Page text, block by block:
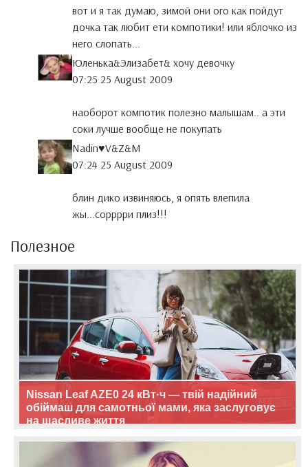
вот и я так думаю, зимой они ого как пойдут
дочка так любит ети компотики! или яблочко из
него слопать...
Юленька&Элизабет& хочу девочку
07:25 25 August 2009
наоборот компотик полезно малышам.. а эти
соки лучше вообще не покупать
Nadin♥V&Z&M
07:24 25 August 2009
блин дико извиняюсь, я опять влепила
жы...сорррри плиз!!!
Полезное
Nissan Leaf AZE0 24 кВт·ч — твій надійний
обіймаш для самотньої мами, яка заслуговує
на щасливе життя